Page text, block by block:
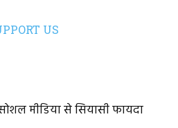
US
मीडिया से सियासी फायदा